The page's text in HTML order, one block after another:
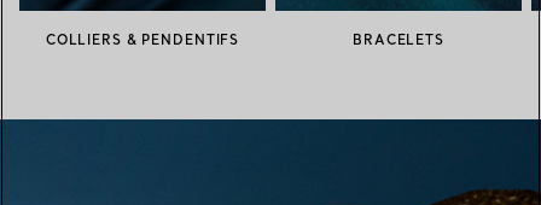
COLLIERS & PENDENTIFS BRACELETS